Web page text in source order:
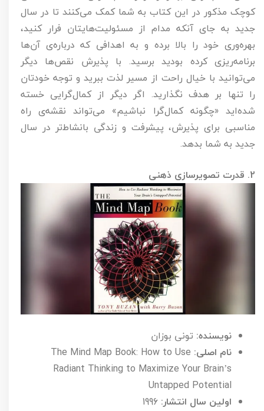
کوچک مذکور در این کتاب به شما کمک می‌کنند تا در سال
جدید به جای آنکه مدام از مسئولیت‌هایتان فرار کنید،
بهره‌وری خود را بالا برده و به اهدافی که درباره‌ی آن‌ها
برنامه‌ریزی کرده بودید برسید. با پذیرش نقص‌ها دیگر
می‌توانید با خیال راحت از مسیر لذت ببرید و توجه خودتان
را تنها بر هدف نگذارید. اگر دیگر از کمال‌گرایی خسته
شده‌اید «چگونه کمال‌گرا نباشیم» می‌تواند نقشه‌ی راه
مناسبی برای پذیرش، پیشرفت و زندگی بانشاط‌تر در سال
جدید به شما بدهد.
2. قدرت تصویرسازی ذهنی
نویسنده: تونی بوزان
نام اصلی: The Mind Map Book: How to Use
Radiant Thinking to Maximize Your Brain’s
Untapped Potential
اولین سال انتشار: